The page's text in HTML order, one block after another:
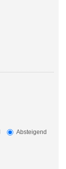
Absteigend